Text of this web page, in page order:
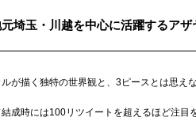
#ロック #男性シンガー #HR/HM
埼玉・川越を中心に活躍するア
が描く独特の世界観と、3ピースとは思え
成時には100リツイートを超えるほど注目